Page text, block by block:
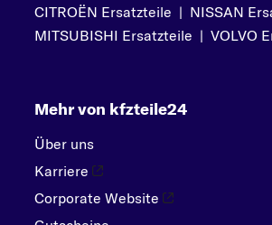
CITROËN Ersatzteile | NISSAN
MITSUBISHI Ersatzteile | VOLVO
Mehr von kfzteile24
Über uns
Karriere
Corporate Website